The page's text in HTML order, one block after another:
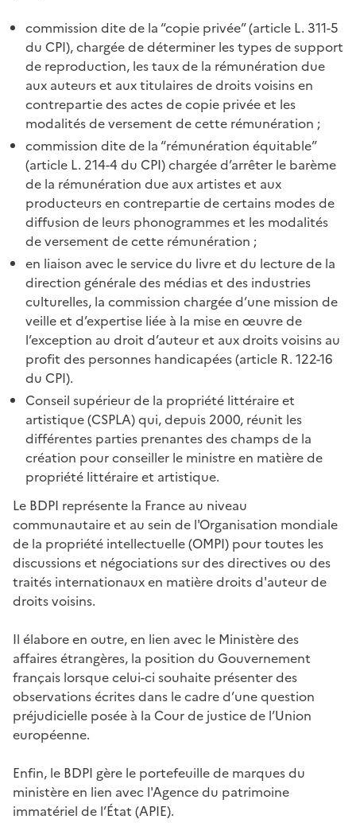
commission dite de la “copie privée” (article L. 311-5
du CPI), chargée de déterminer les types de support
de reproduction, les taux de la rémunération due
aux auteurs et aux titulaires de droits voisins en
contrepartie des actes de copie privée et les
modalités de versement de cette rémunération ;
commission dite de la “rémunération équitable”
(article L. 214-4 du CPI) chargée d’arrêter le barème
de la rémunération due aux artistes et aux
producteurs en contrepartie de certains modes de
diffusion de leurs phonogrammes et les modalités
de versement de cette rémunération ;
en liaison avec le service du livre et du lecture de la
direction générale des médias et des industries
culturelles, la commission chargée d’une mission de
veille et d’expertise liée à la mise en œuvre de
l’exception au droit d’auteur et aux droits voisins au
profit des personnes handicapées (article R. 122-16
du CPI).
Conseil supérieur de la propriété littéraire et
artistique (CSPLA) qui, depuis 2000, réunit les
différentes parties prenantes des champs de la
création pour conseiller le ministre en matière de
propriété littéraire et artistique.
Le BDPI représente la France au niveau
communautaire et au sein de l'Organisation mondiale
de la propriété intellectuelle (OMPI) pour toutes les
discussions et négociations sur des directives ou des
traités internationaux en matière droits d'auteur de
droits voisins.
Il élabore en outre, en lien avec le Ministère des
affaires étrangères, la position du Gouvernement
français lorsque celui-ci souhaite présenter des
observations écrites dans le cadre d’une question
préjudicielle posée à la Cour de justice de l’Union
européenne.
Enfin, le BDPI gère le portefeuille de marques du
ministère en lien avec l'Agence du patrimoine
immatériel de l’État (APIE).